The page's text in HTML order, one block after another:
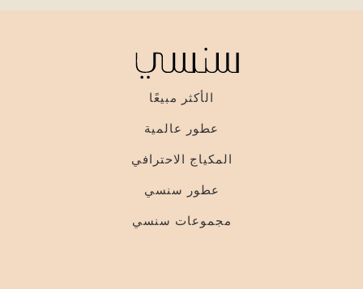
الأكثر مبيعًا
عطور عالمية
المكياج الاحترافي
عطور سنسي
مجموعات سنسي